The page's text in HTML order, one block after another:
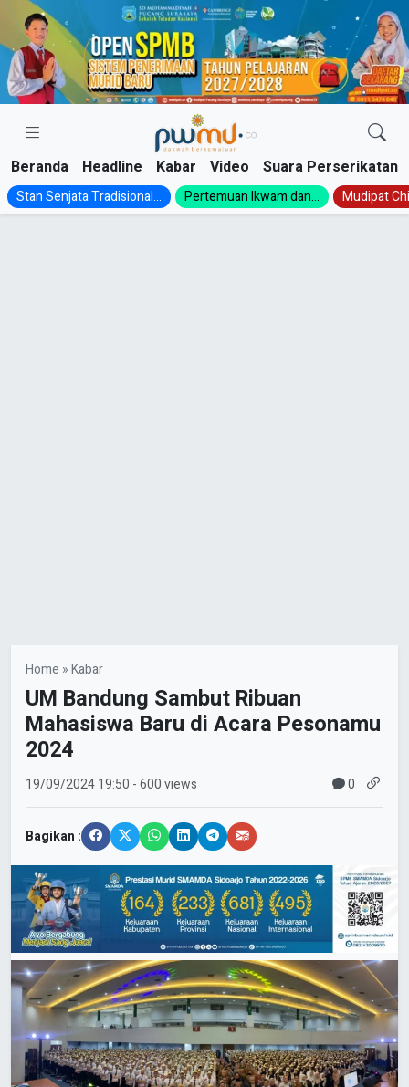
Skip
content
Beranda Headline Kabar Video Suara Perserikatan
Stan Senjata Tradisional... Pertemuan Ikwam dan... Mudipat
Home »Kabar
UM Bandung Sambut Ribuan
Mahasiswa Baru di Acara Pesonamu
2024
19/09/202419:50 - 600 views 0
Bagikan :